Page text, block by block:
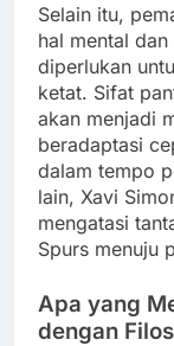
Selain itu,
hal mental
diperlukan
ketat. Sifat
akan menjadi
beradaptasi
dalam tempo
lain, Xavi
mengatasi
Spurs menuju
Apa yang
dengan